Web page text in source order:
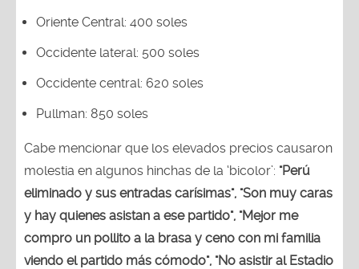
Oriente Central: 400 soles
Occidente lateral: 500 soles
Occidente central: 620 soles
Pullman: 850 soles
Cabe mencionar que los elevados precios causaron
molestia en algunos hinchas de la ‘bicolor’: "Perú
eliminado y sus entradas carísimas", "Son muy caras
y hay quienes asistan a ese partido", "Mejor me
compro un pollito a la brasa y ceno con mi familia
viendo el partido más cómodo", "No asistir al Estadio